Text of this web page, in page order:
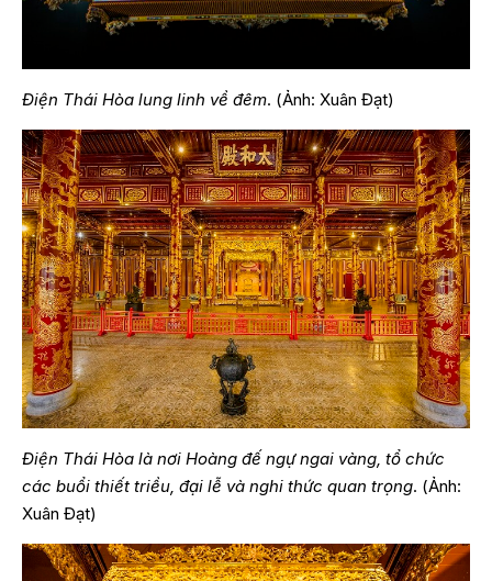
Điện Thái Hòa lung linh về đêm. (Ảnh: Xuân Đạt)
Điện Thái Hòa là nơi Hoàng đế ngự ngai vàng, tổ chức
các buổi thiết triều, đại lễ và nghi thức quan trọng. (Ảnh:
Xuân Đạt)